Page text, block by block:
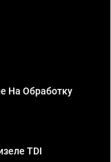
На Обработку
TDI